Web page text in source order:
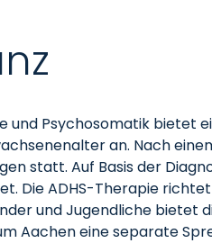
und Psychosomatik
an. Nach
statt. Auf Basis der
Die ADHS-Therapie
und Jugendliche bietet
Aachen eine separate